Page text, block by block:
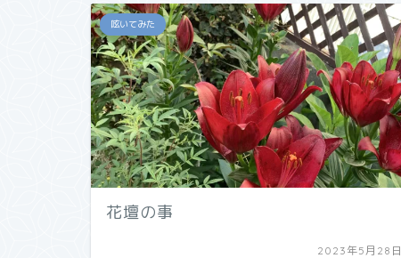
呟いてみた
花壇の事
2023年5月28日